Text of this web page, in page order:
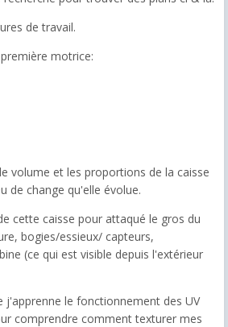
de travail.
motrice:
volume et les proportions de la caisse
de change qu'elle évolue.
cette caisse pour attaqué le gros du
bogies/essieux/ capteurs,
(ce qui est visible depuis l'extérieur
j'apprenne le fonctionnement des UV
comprendre comment texturer mes